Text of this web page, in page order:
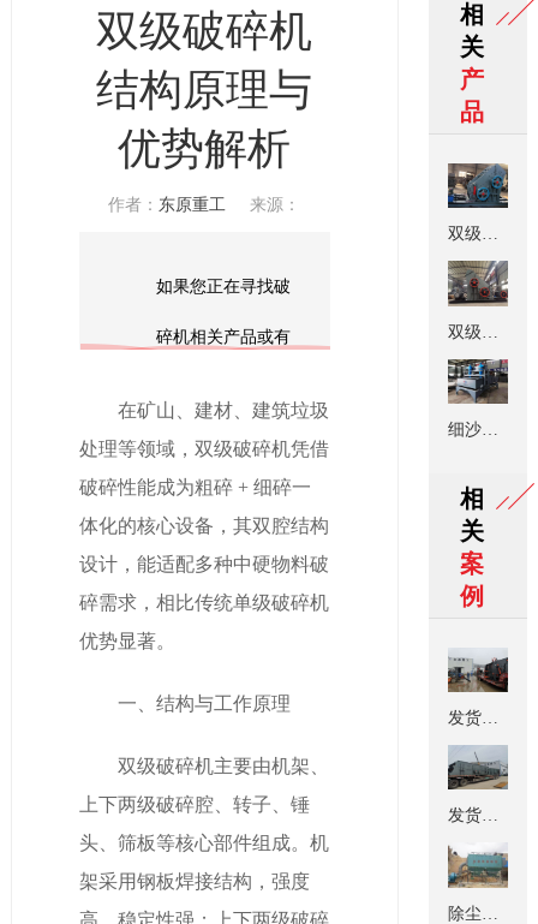
双级破碎机
结构原理与
优势解析
作者： 东原重工 来源：
如果您正在寻找破
碎机相关产品或有
随时拨打公司服务
热线 187-5389-
9000
按钮
在矿山、建材、建筑垃圾
处理等领域，双级破碎机凭借
破碎性能成为粗碎 + 细碎一
体化的核心设备，其双腔结构
设计，能适配多种中硬物料破
碎需求，相比传统单级破碎机
优势显著。
一、结构与工作原理
双级破碎机主要由机架、
上下两级破碎腔、转子、锤
头、筛板等核心部件组成。机
架采用钢板焊接结构，强度
高、稳定性强；上下两级破碎
相
关
产
品
双级破碎机
相
关
案
例
发货现场
发货现场